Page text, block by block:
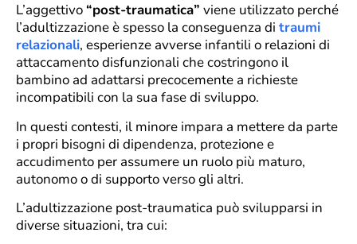
L’aggettivo“post-traumatica” viene utilizzato perché
l’adultizzazione è spesso la conseguenza di traumi
relazionali, esperienze avverse infantili o relazioni di
attaccamento disfunzionali che costringono il
bambino ad adattarsi precocemente a richieste
incompatibili con la sua fase di sviluppo.
In questi contesti, il minore impara a mettere da parte
i propri bisogni di dipendenza, protezione e
accudimento per assumere un ruolo più maturo,
autonomo o di supporto verso gli altri.
L’adultizzazione post-traumatica può svilupparsi in
diverse situazioni, tra cui: